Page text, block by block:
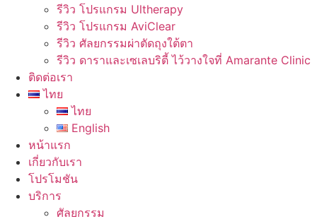
รีวิว โปรแกรม Ultherapy
รีวิว โปรแกรม AviClear
รีวิว ศัลยกรรมผ่าตัดถุงใต้ตา
รีวิว ดาราและเซเลบริตี้ ไว้วางใจที่ Amarante Clinic
ติดต่อเรา
ไทย
ไทย
English
หน้าแรก
เกี่ยวกับเรา
โปรโมชัน
บริการ
ศัลยกรรม